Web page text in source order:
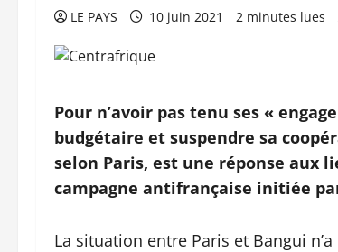
LE PAYS 10 juin 2021 2 minutes lues
Pour n’avoir pas tenu ses «
budgétaire et suspendre sa
selon Paris, est une réponse aux
campagne antifrançaise initiée
La situation entre Paris et Bangui